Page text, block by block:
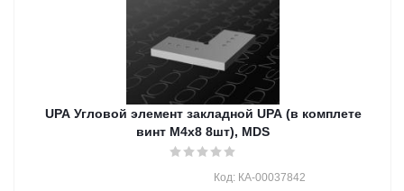
UPA Угловой элемент закладной UPA (в комплете
винт М4х8 8шт), MDS
Код: КА-00037842